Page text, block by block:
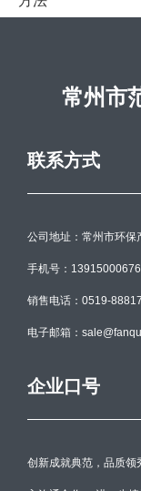
常州市
联系方式
公司地址：常州市环保
手机号：13915000676
销售电话：0519-
电子邮箱：
企业口号
创新成就典范，品质领